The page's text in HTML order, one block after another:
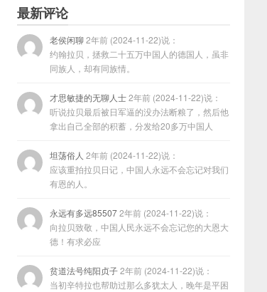
最新评论
老侯闲聊2年前 (2024-11-22)说：
约翰拉贝，拯救二十五万中国人的德国人，虽非
同族人，却有同族情。
才思敏捷的无聊人士2年前 (2024-11-22)说：
听说拉贝最后被日军逼的没办法断粮了，然后他
拿出自己全部的积蓄，分发给20多万中国人
坦荡俗人 2年前 (2024-11-22)说：
应该重拍拉贝日记，中国人永远不会忘记对我们
有恩的人。
永远有多远855072年前 (2024-11-22)说：
向拉贝致敬，中国人民永远不会忘记您的大恩大
德！有求必应
贫道法号纯阳贞子2年前 (2024-11-22)说：
当初辛特拉也帮助过那么多犹太人，晚年是平困